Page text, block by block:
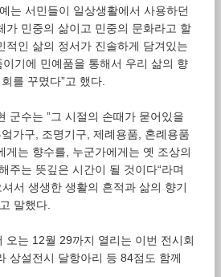
는 서민들이 일상생활에서 사용하던
가 민중의 삶이고 민중의 문화라고 할
적인 삶의 정서가 진솔하게 담겨있는
기에 민예품을 통해서 우리 삶의 향
를 꾸몄다”고 했다.
군수는 ”그 시절의 손때가 묻어있을
가구, 조명기구, 제례용품, 혼례용품
게는 향수를, 누군가에게는 옛 조상의
주는 뜻깊은 시간이 될 것이다“라며
서 생생한 생활의 흔적과 삶의 향기
말했다.
오는 12월 29까지 열리는 이번 전시회
상설전시 달항아리 등 84점도 함께